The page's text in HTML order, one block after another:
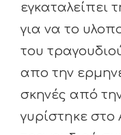
εγκαταλείπει
για να το
του
απο την
σκηνές από
γυρίστηκε στο